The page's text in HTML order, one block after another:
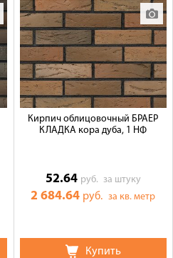
Кирпич облицовочный БРАЕР
КЛАДКА кора дуба, 1 НФ
52.64 руб. за штуку
2 684.64 руб.за кв. метр
Купить